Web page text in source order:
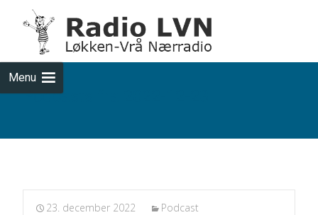
Menu
Podcasts fra 2022-12-23
23. december 2022 Podcast